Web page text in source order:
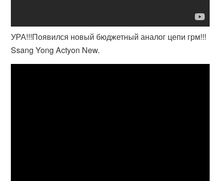
УРА!!!Появился новый бюджетный аналог цепи грм!!!
Ssang Yong Actyon New.